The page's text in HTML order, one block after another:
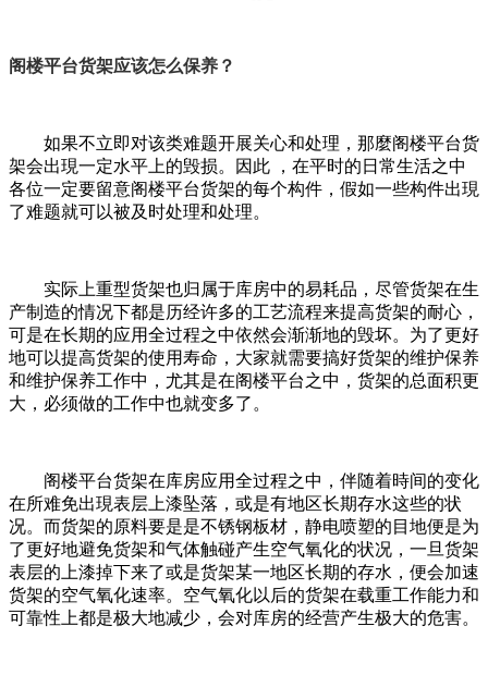
阁楼平台货架应该怎么保养？
如果不立即对该类难题开展关心和处理，那麼阁楼平台货
架会出現一定水平上的毁损。因此 ，在平时的日常生活之中
各位一定要留意阁楼平台货架的每个构件，假如一些构件出現
了难题就可以被及时处理和处理。
实际上重型货架也归属于库房中的易耗品，尽管货架在生
产制造的情况下都是历经许多的工艺流程来提高货架的耐心，
可是在长期的应用全过程之中依然会渐渐地的毁坏。为了更好
地可以提高货架的使用寿命，大家就需要搞好货架的维护保养
和维护保养工作中，尤其是在阁楼平台之中，货架的总面积更
大，必须做的工作中也就变多了。
阁楼平台货架在库房应用全过程之中，伴随着時间的变化
在所难免出現表层上漆坠落，或是有地区长期存水这些的状
况。而货架的原料要是是不锈钢板材，静电喷塑的目地便是为
了更好地避免货架和气体触碰产生空气氧化的状况，一旦货架
表层的上漆掉下来了或是货架某一地区长期的存水，便会加速
货架的空气氧化速率。空气氧化以后的货架在载重工作能力和
可靠性上都是极大地减少，会对库房的经营产生极大的危害。